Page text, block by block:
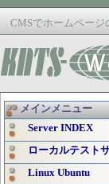
CMSでホームペー
メインメニュー
Server INDEX
ローカルテスト
Linux Ubuntu